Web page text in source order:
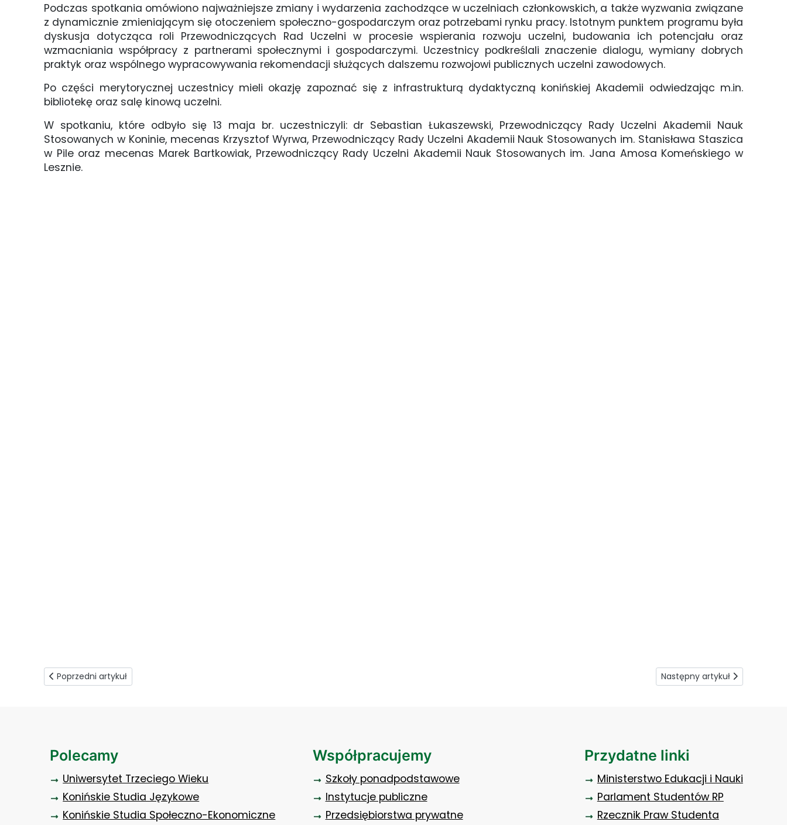
Podczas spotkania omówiono najważniejsze zmiany i wydarzenia zachodzące w uczelniach członkowskich, a także wyzwania związane
z dynamicznie zmieniającym się otoczeniem społeczno-gospodarczym oraz potrzebami rynku pracy. Istotnym punktem programu była
dyskusja dotycząca roli Przewodniczących Rad Uczelni w procesie wspierania rozwoju uczelni, budowania ich potencjału oraz
wzmacniania współpracy z partnerami społecznymi i gospodarczymi. Uczestnicy podkreślali znaczenie dialogu, wymiany dobrych
praktyk oraz wspólnego wypracowywania rekomendacji służących dalszemu rozwojowi publicznych uczelni zawodowych.
Po części merytorycznej uczestnicy mieli okazję zapoznać się z infrastrukturą dydaktyczną konińskiej Akademii odwiedzając m.in.
bibliotekę oraz salę kinową uczelni.
W spotkaniu, które odbyło się 13 maja br. uczestniczyli: dr Sebastian Łukaszewski, Przewodniczący Rady Uczelni Akademii Nauk
Stosowanych w Koninie, mecenas Krzysztof Wyrwa, Przewodniczący Rady Uczelni Akademii Nauk Stosowanych im. Stanisława Staszica
w Pile oraz mecenas Marek Bartkowiak, Przewodniczący Rady Uczelni Akademii Nauk Stosowanych im. Jana Amosa Komeńskiego w
Lesznie.
Poprzedni artykuł: O sprzedaży w sieci w ekonomiku
Poprzedni artykuł Następny artykuł: Umiejętnie
Następny artykuł
Polecamy
Uniwersytet Trzeciego Wieku
Konińskie Studia Językowe
Konińskie Studia Społeczno-Ekonomiczne
Współpracujemy
Szkoły ponadpodstawowe
Instytucje publiczne
Przedsiębiorstwa prywatne
Przydatne linki
Ministerstwo Edukacji i Nauki
Parlament Studentów RP
Rzecznik Praw Studenta